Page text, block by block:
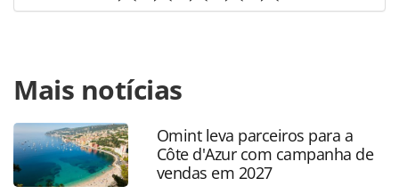
https://www.panrotas.com.br/mercado/cartoes-de-
assistencia/2021/04/vital-card-e-o-seguro-viagem-do-
futuro_181134.html ou as ferramentas oferecidas na
página. Todo o conteúdo produzido pela PANROTAS
Editora é protegido pela legislação brasileira sobre direito
autoral. Não reproduza o conteúdo sem autorização da
Mais notícias
Omint leva parceiros para a
Côte d'Azur com campanha de
vendas em 2027